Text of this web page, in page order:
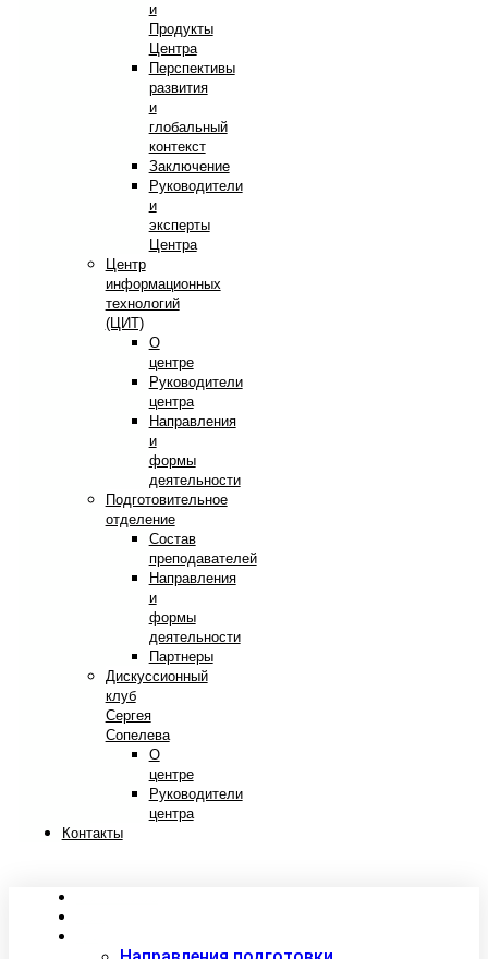
и
Продукты
Центра
Перспективы
развития
и
глобальный
контекст
Заключение
Руководители
и
эксперты
Центра
Центр
информационных
технологий
(ЦИТ)
О
центре
Руководители
центра
Направления
и
формы
деятельности
Подготовительное
отделение
Состав
преподавателей
Направления
и
формы
деятельности
Партнеры
Дискуссионный
клуб
Сергея
Сопелева
О
центре
Руководители
центра
Контакты